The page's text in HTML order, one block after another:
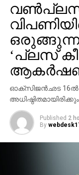
വണ്‍പ്ലസ്
‘പ്ലസ്
ഓക്‌സിജന്‍ഛട 16ല്‍
Published 2
By